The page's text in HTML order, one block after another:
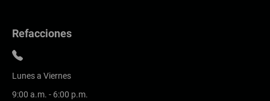
Refacciones
Lunes a Viernes
9:00 a.m. - 6:00 p.m.